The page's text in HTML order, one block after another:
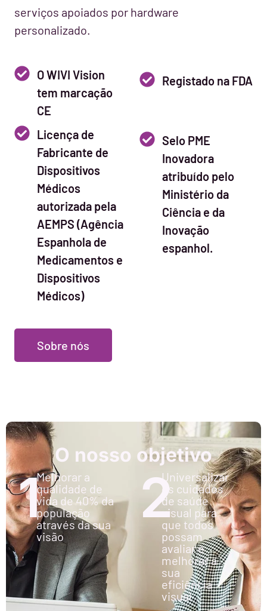
serviços apoiados por hardware
personalizado.
O WIVI Vision
tem marcação
CE
Registado na FDA
Licença de
Fabricante de
Dispositivos
Médicos
autorizada pela
AEMPS (Agência
Espanhola de
Medicamentos e
Dispositivos
Médicos)
Selo PME
Inovadora
atribuído pelo
Ministério da
Ciência e da
Inovação
espanhol.
Sobre nós
O nosso objetivo
1Melhorar a
qualidade de
vida de 40% da
população
através da sua
visão
2Universalizar
os cuidados
de saúde
visual para
que todos
possam
avaliar e
melhorar a
sua
eficiência
visual